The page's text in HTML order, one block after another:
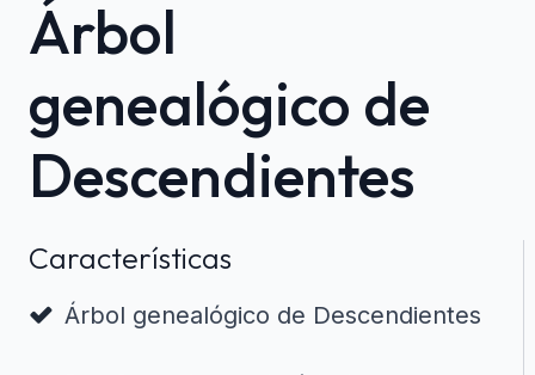
Árbol
genealógico de
Descendientes
Características
Árbol genealógico de Descendientes